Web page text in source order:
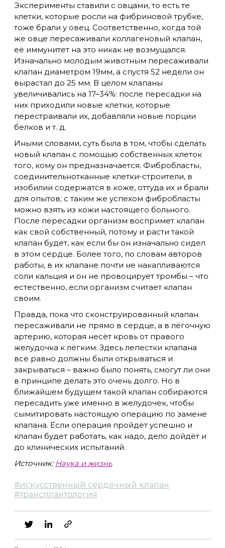
Эксперименты ставили с овцами, то есть те
клетки, которые росли на фибриновой трубке,
тоже брали у овец. Соответственно, когда той
же овце пересаживали коллагеновый клапан,
её иммунитет на это никак не возмущался.
Изначально молодым животным пересаживали
клапан диаметром 19мм, а спустя 52 недели он
вырастал до 25 мм. В целом клапаны
увеличивались на 17–34%: после пересадки на
них приходили новые клетки, которые
перестраивали их, добавляли новые порции
белков и т. д.
Иными словами, суть была в том, чтобы сделать
новый клапан с помощью собственных клеток
того, кому он предназначается. Фибробласты,
соединительнотканные клетки-строители, в
изобилии содержатся в коже, оттуда их и брали
для опытов; с таким же успехом фибробласты
можно взять из кожи настоящего больного.
После пересадки организм воспримет клапан
как свой собственный, потому и расти такой
клапан будет, как если бы он изначально сидел
в этом сердце. Более того, по словам авторов
работы, в их клапане почти не накапливаются
соли кальция и он не провоцирует тромбы – что
естественно, если организм считает клапан
своим.
Правда, пока что сконструированный клапан
пересаживали не прямо в сердце, а в лёгочную
артерию, которая несёт кровь от правого
желудочка к лёгким. Здесь лепестки клапана
всё равно должны были открываться и
закрываться – важно было понять, смогут ли они
в принципе делать это очень долго. Но в
ближайшем будущем такой клапан собираются
пересадить уже именно в желудочек, чтобы
сымитировать настоящую операцию по замене
клапана. Если операция пройдёт успешно и
клапан будет работать, как надо, дело дойдёт и
до клинических испытаний.
Источник:Наука и жизнь
#искусственный сердечный клапан
#трансплантология